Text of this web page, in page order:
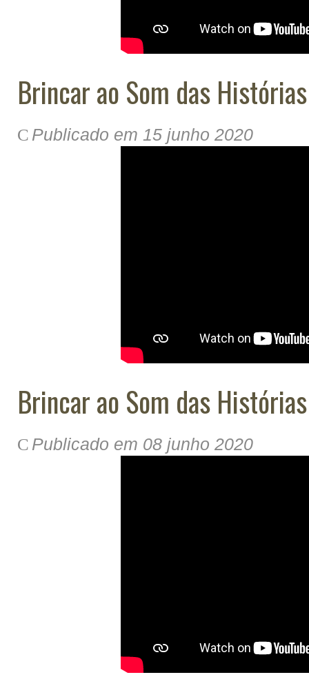
Brincar ao Som das
Publicado em 15 junho 2020
Brincar ao Som das
Publicado em 08 junho 2020